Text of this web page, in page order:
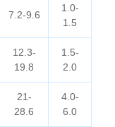
7.2-9.6
1.0-
1.5
12.3-
19.8
1.5-
2.0
21-
28.6
4.0-
6.0